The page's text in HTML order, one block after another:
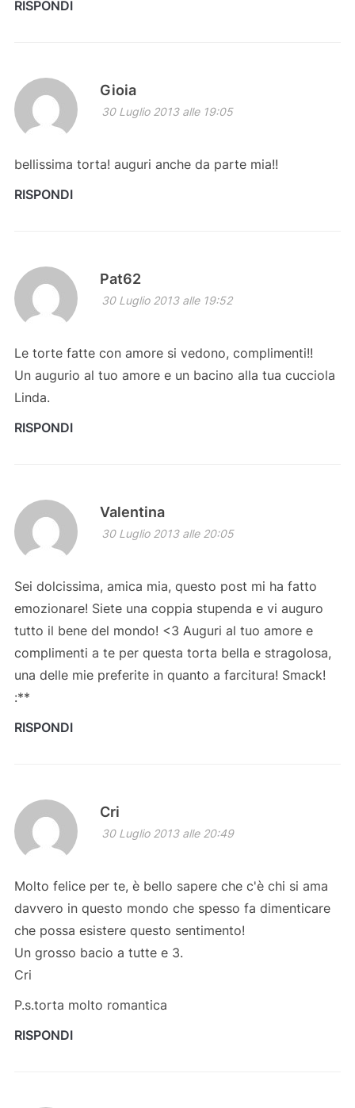
RISPONDI
Gioia
30 Luglio 2013 alle 19:05
bellissima torta! auguri anche da parte mia!!
RISPONDI
Pat62
30 Luglio 2013 alle 19:52
Le torte fatte con amore si vedono, complimenti!!
Un augurio al tuo amore e un bacino alla tua cucciola
Linda.
RISPONDI
Valentina
30 Luglio 2013 alle 20:05
Sei dolcissima, amica mia, questo post mi ha fatto
emozionare! Siete una coppia stupenda e vi auguro
tutto il bene del mondo! <3 Auguri al tuo amore e
complimenti a te per questa torta bella e stragolosa,
una delle mie preferite in quanto a farcitura! Smack!
:**
RISPONDI
Cri
30 Luglio 2013 alle 20:49
Molto felice per te, è bello sapere che c'è chi si ama
davvero in questo mondo che spesso fa dimenticare
che possa esistere questo sentimento!
Un grosso bacio a tutte e 3.
Cri
P.s.torta molto romantica
RISPONDI